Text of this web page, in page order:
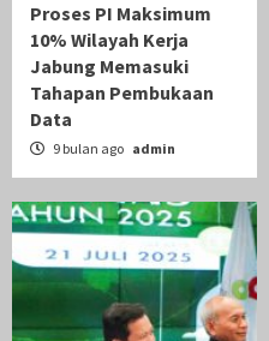
Proses PI Maksimum
10% Wilayah Kerja
Jabung Memasuki
Tahapan Pembukaan
Data
9 bulan ago admin